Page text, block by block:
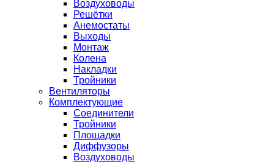
Воздуховоды
Решётки
Анемостаты
Выходы
Монтаж
Колена
Накладки
Тройники
Вентиляторы
Комплектующие
Соединители
Тройники
Площадки
Диффузоры
Воздуховоды